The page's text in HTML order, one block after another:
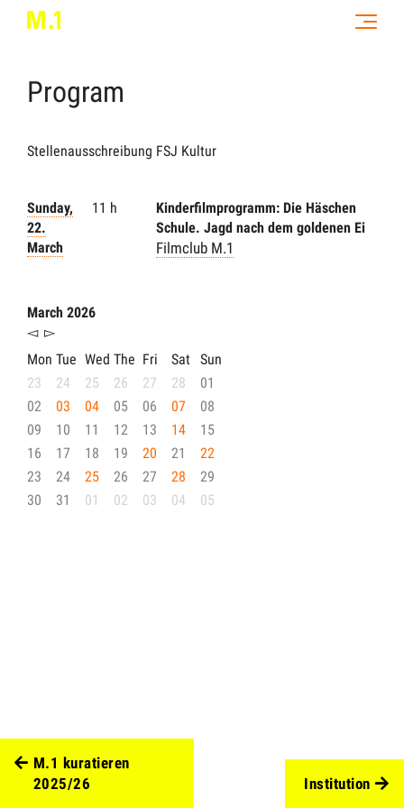
Program
Stellenausschreibung FSJ Kultur
Sunday,
22.
March
11 h
Kinderfilmprogramm: Die Häschen
Schule. Jagd nach dem goldenen Ei
Filmclub M.1
March 2026
◅ ▻
Mon Tue Wed The Fri Sat Sun
23
24 25 26 27 28
01
02
03 04 05 06 07
08
09
10 11 12 13 14
15
16
17 18 19 20 21
22
23
24 25 26 27 28
29
30
31 01 02 03 04 05
M.1 kuratieren
2025/26
Institution